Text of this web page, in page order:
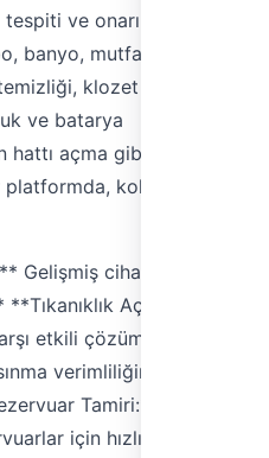
ve onarımı,
banyo, mutfak,
klozet ve
ve batarya
hattı açma gibi
kolayca
Gelişmiş cihazlarla
Açma:**
etkili çözümler. *
verimliliğini
Tamiri:**
için hızlı